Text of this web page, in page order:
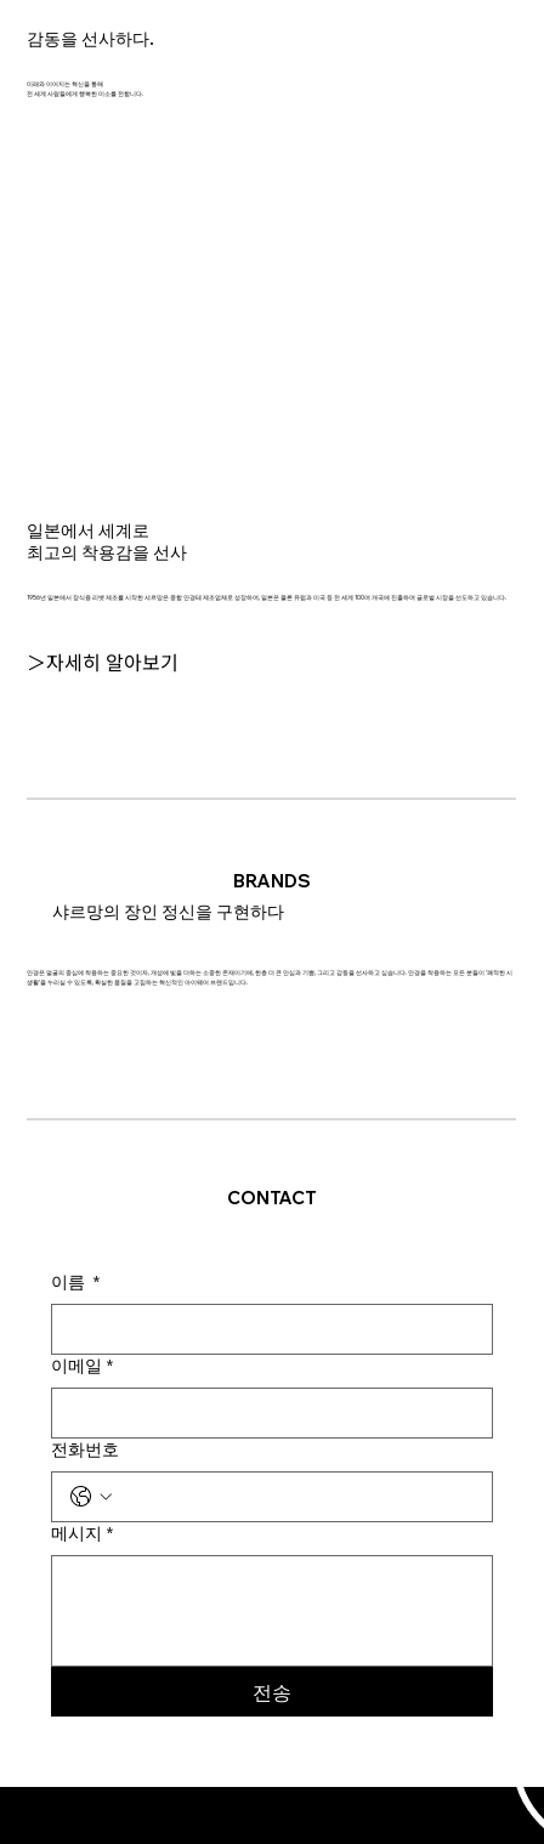
감동을 선사하다.
미래와 이어지는 혁신을 통해
전 세계 사람들에게 행복한 미소를 전합니다.
일본에서 세계로
최고의 착용감을 선사
1956년 일본에서 장식용 리벳 제조를 시작한 샤르망은 종합 안경테 제조업체로 성장하여, 일본은 물론 유럽과 미국 등 전 세계 100여 개국에 진출하며 글로벌 시장을 선도하고 있습니다.
＞자세히 알아보기
BRANDS
샤르망의 장인 정신을 구현하다
안경은 얼굴의 중심에 착용하는 중요한 것이자, 개성에 빛을 더하는 소중한 존재이기에, 한층 더 큰 안심과 기쁨, 그리고 감동을 선사하고 싶습니다. 안경을 착용하는 모든 분들이 '쾌적한 시
생활'을 누리실 수 있도록, 확실한 품질을 고집하는 혁신적인 아이웨어 브랜드입니다.
CONTACT
이름 *
이메일 *
전화번호
메시지 *
전송